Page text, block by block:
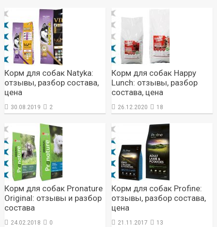
Корм для собак Natyka:
отзывы, разбор состава,
цена
30.08.2019 2
Корм для собак Happy
Lunch: отзывы, разбор
состава, цена
26.12.2020 18
Корм для собак Pronature
Original: отзывы и разбор
состава
24.02.2018 0
Корм для собак Profine:
отзывы, разбор состава,
цена
21.11.2017 13